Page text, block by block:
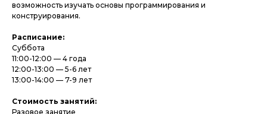
возможность изучать основы программирования и
конструирования.
Расписание:
Суббота
11:00-12:00 — 4 года
12:00-13:00 — 5-6 лет
13:00-14:00 — 7-9 лет
Стоимость занятий:
Разовое занятие